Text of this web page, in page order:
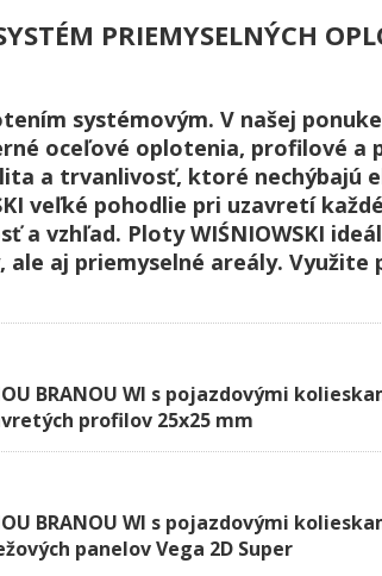
PRIEMYSELNÝCH
systémovým. V našej
oceľové oplotenia, profilové a
a trvanlivosť, ktoré nechýbajú
veľké pohodlie pri uzavretí
a vzhľad. Ploty WIŚNIOWSKI
aj priemyselné areály. Využite
BRANOU WI s pojazdovými
profilov 25x25 mm
BRANOU WI s pojazdovými
panelov Vega 2D Super